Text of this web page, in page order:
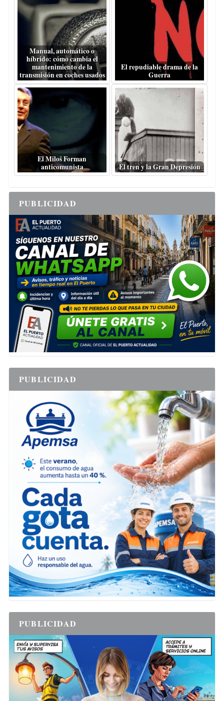
Manual, automático o
híbrido: cómo cambia el
mantenimiento de la
transmisión en coches usados
El repudiable drama de la
Guerra
El Miloš Forman
anticomunista
El tren y la Gran Depresión
PUBLICIDAD
PUBLICIDAD
PUBLICIDAD